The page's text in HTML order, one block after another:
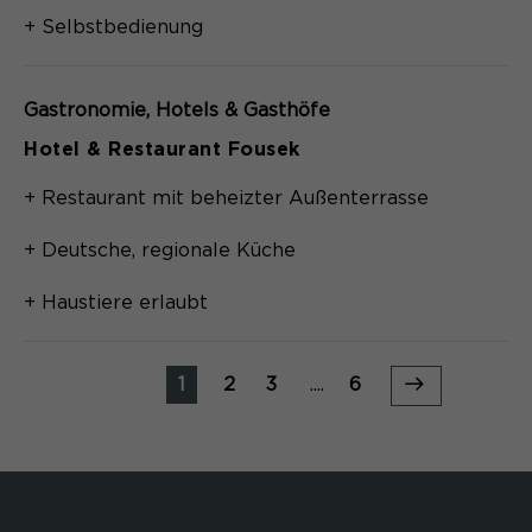
+ Selbstbedienung
Gastronomie Hotels & Gasthöfe
Hotel & Restaurant Fousek
+ Restaurant mit beheizter Außenterrasse
+ Deutsche, regionale Küche
+ Haustiere erlaubt
1 2 3 .... 6